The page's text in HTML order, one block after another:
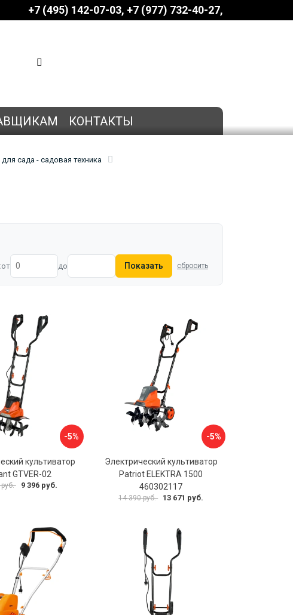
+7 (495) 142-07-03 ‎‎+7 (977) 732-40-27
КОНТАКТЫ
для сада - садовая техника
от до Показать сбросить
-5%
культиватор
GTVER-02
руб. 9 396 руб.
-5%
Электрический культиватор
Patriot ELEKTRA 1500
460302117
14 390 руб. 13 671 руб.